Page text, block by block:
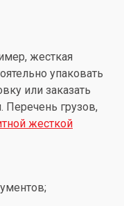
жесткая
упаковать
или заказать
Перечень грузов,
жесткой